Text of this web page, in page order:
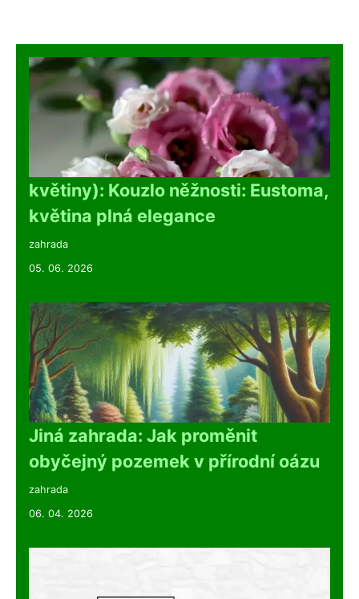
květiny): Kouzlo něžnosti: Eustoma,
květina plná elegance
zahrada
05. 06. 2026
Jiná zahrada: Jak proměnit
obyčejný pozemek v přírodní oázu
zahrada
06. 04. 2026